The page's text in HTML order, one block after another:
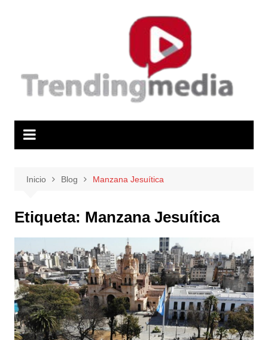
Inicio Blog Manzana Jesuítica
Etiqueta: Manzana Jesuítica